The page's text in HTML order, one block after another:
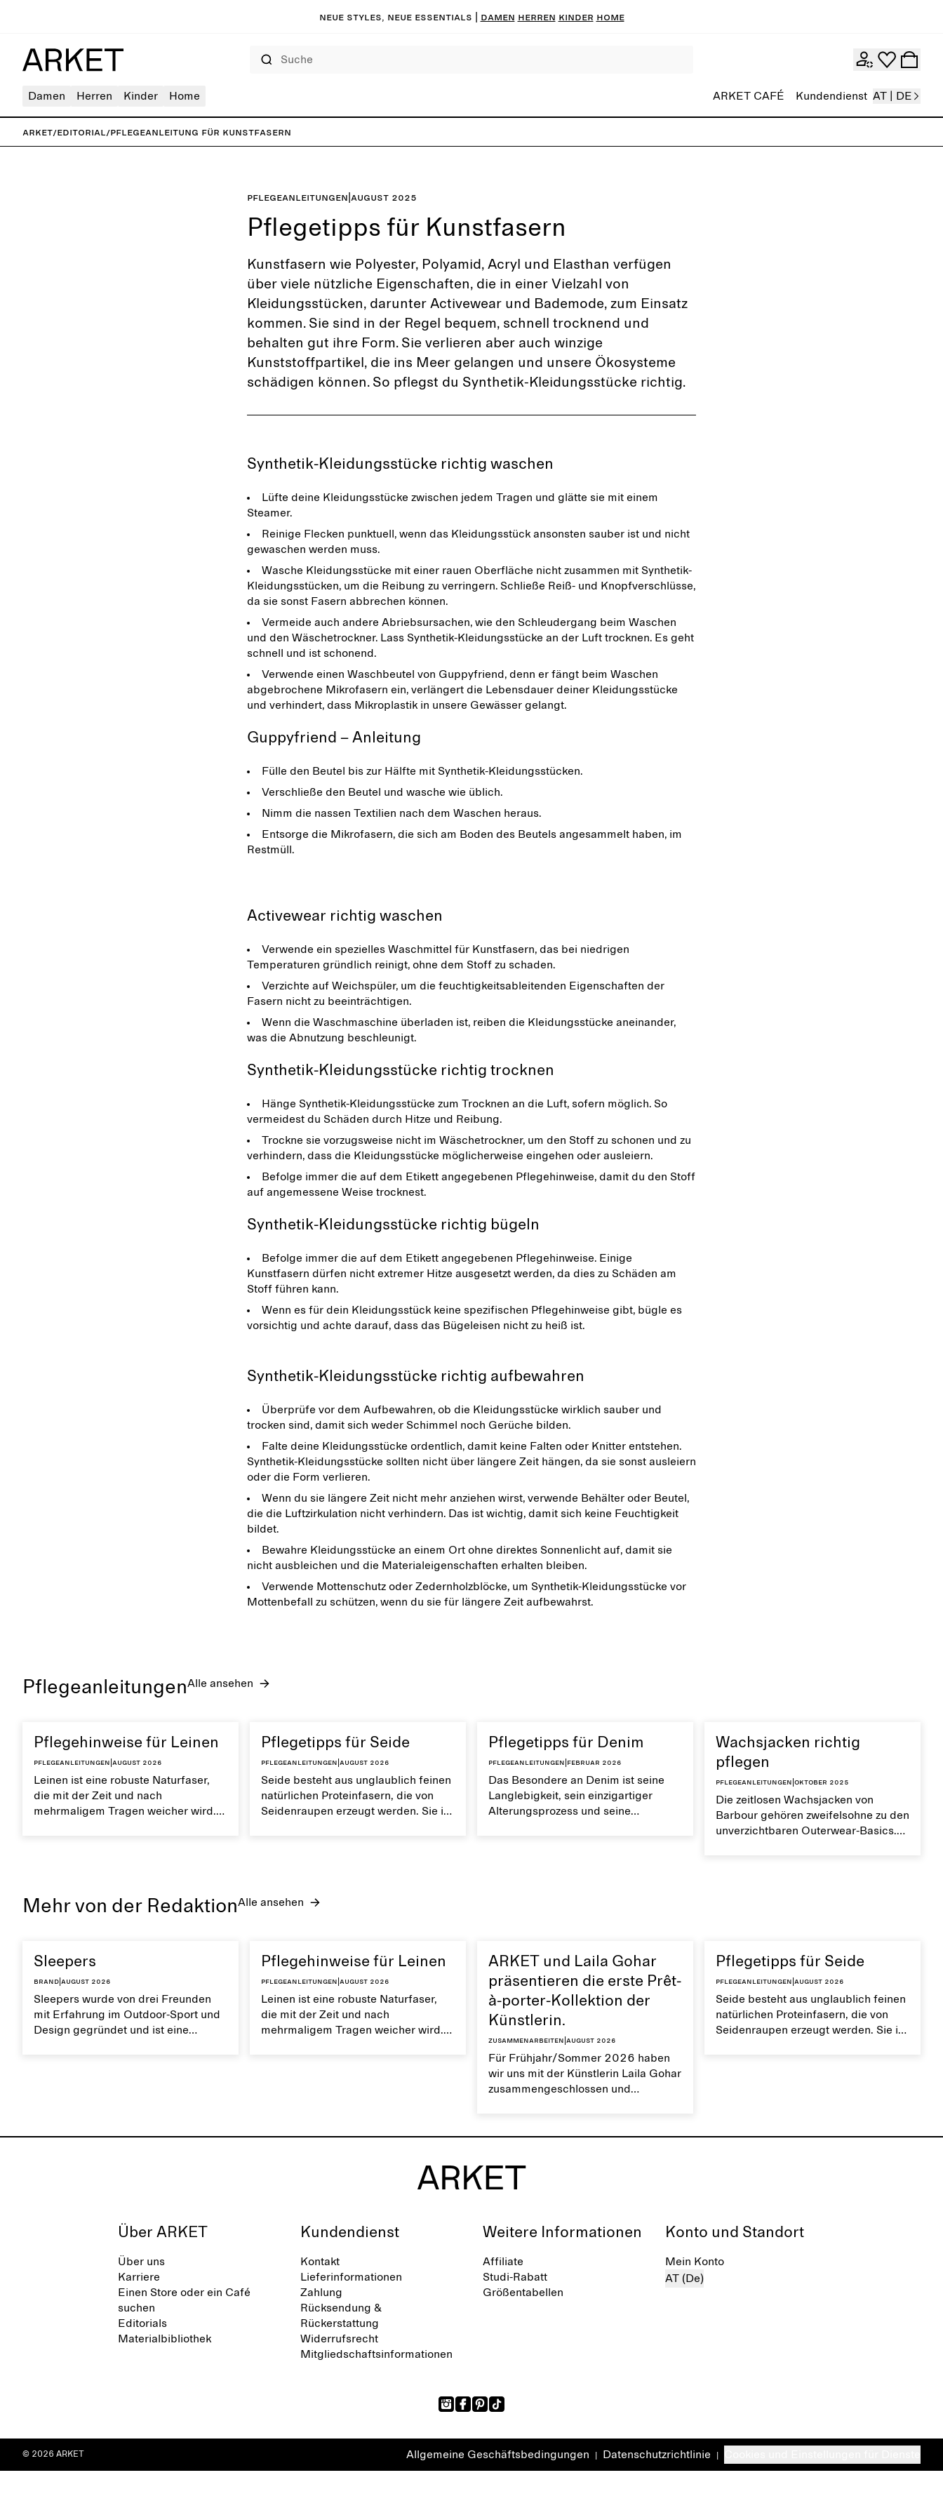
Neue Styles, neue Essentials | DAMEN HERREN KINDER HOME
Damen Herren Kinder Home ARKET CAFÉ Kundendienst AT | DE
ARKET/Editorial/Pflegeanleitung für Kunstfasern
Pflegeanleitungen August 2025
Pflegetipps für Kunstfasern
Kunstfasern wie Polyester, Polyamid, Acryl und Elasthan verfügen
über viele nützliche Eigenschaften, die in einer Vielzahl von
Kleidungsstücken, darunter Activewear und Bademode, zum Einsatz
kommen. Sie sind in der Regel bequem, schnell trocknend und
behalten gut ihre Form. Sie verlieren aber auch winzige
Kunststoffpartikel, die ins Meer gelangen und unsere Ökosysteme
schädigen können. So pflegst du Synthetik-Kleidungsstücke richtig.
Synthetik-Kleidungsstücke richtig waschen
Lüfte deine Kleidungsstücke zwischen jedem Tragen und glätte sie mit einem
Steamer.
Reinige Flecken punktuell, wenn das Kleidungsstück ansonsten sauber ist und nicht
gewaschen werden muss.
Wasche Kleidungsstücke mit einer rauen Oberfläche nicht zusammen mit Synthetik-
Kleidungsstücken, um die Reibung zu verringern. Schließe Reiß- und Knopfverschlüsse,
da sie sonst Fasern abbrechen können.
Vermeide auch andere Abriebsursachen, wie den Schleudergang beim Waschen
und den Wäschetrockner. Lass Synthetik-Kleidungsstücke an der Luft trocknen. Es geht
schnell und ist schonend.
Verwende einen Waschbeutel von Guppyfriend, denn er fängt beim Waschen
abgebrochene Mikrofasern ein, verlängert die Lebensdauer deiner Kleidungsstücke
und verhindert, dass Mikroplastik in unsere Gewässer gelangt.
Guppyfriend – Anleitung
Fülle den Beutel bis zur Hälfte mit Synthetik-Kleidungsstücken.
Verschließe den Beutel und wasche wie üblich.
Nimm die nassen Textilien nach dem Waschen heraus.
Entsorge die Mikrofasern, die sich am Boden des Beutels angesammelt haben, im
Restmüll.
Activewear richtig waschen
Verwende ein spezielles Waschmittel für Kunstfasern, das bei niedrigen
Temperaturen gründlich reinigt, ohne dem Stoff zu schaden.
Verzichte auf Weichspüler, um die feuchtigkeitsableitenden Eigenschaften der
Fasern nicht zu beeinträchtigen.
Wenn die Waschmaschine überladen ist, reiben die Kleidungsstücke aneinander,
was die Abnutzung beschleunigt.
Synthetik-Kleidungsstücke richtig trocknen
Hänge Synthetik-Kleidungsstücke zum Trocknen an die Luft, sofern möglich. So
vermeidest du Schäden durch Hitze und Reibung.
Trockne sie vorzugsweise nicht im Wäschetrockner, um den Stoff zu schonen und zu
verhindern, dass die Kleidungsstücke möglicherweise eingehen oder ausleiern.
Befolge immer die auf dem Etikett angegebenen Pflegehinweise, damit du den Stoff
auf angemessene Weise trocknest.
Synthetik-Kleidungsstücke richtig bügeln
Befolge immer die auf dem Etikett angegebenen Pflegehinweise. Einige
Kunstfasern dürfen nicht extremer Hitze ausgesetzt werden, da dies zu Schäden am
Stoff führen kann.
Wenn es für dein Kleidungsstück keine spezifischen Pflegehinweise gibt, bügle es
vorsichtig und achte darauf, dass das Bügeleisen nicht zu heiß ist.
Synthetik-Kleidungsstücke richtig aufbewahren
Überprüfe vor dem Aufbewahren, ob die Kleidungsstücke wirklich sauber und
trocken sind, damit sich weder Schimmel noch Gerüche bilden.
Falte deine Kleidungsstücke ordentlich, damit keine Falten oder Knitter entstehen.
Synthetik-Kleidungsstücke sollten nicht über längere Zeit hängen, da sie sonst ausleiern
oder die Form verlieren.
Wenn du sie längere Zeit nicht mehr anziehen wirst, verwende Behälter oder Beutel,
die die Luftzirkulation nicht verhindern. Das ist wichtig, damit sich keine Feuchtigkeit
bildet.
Bewahre Kleidungsstücke an einem Ort ohne direktes Sonnenlicht auf, damit sie
nicht ausbleichen und die Materialeigenschaften erhalten bleiben.
Verwende Mottenschutz oder Zedernholzblöcke, um Synthetik-Kleidungsstücke vor
Mottenbefall zu schützen, wenn du sie für längere Zeit aufbewahrst.
PflegeanleitungenAlle ansehen
Pflegehinweise für Leinen
Pflegeanleitungen August 2026
Leinen ist eine robuste Naturfaser,
die mit der Zeit und nach
mehrmaligem Tragen weicher wird.
Pflegetipps für Seide
Pflegeanleitungen August 2026
Seide besteht aus unglaublich feinen
natürlichen Proteinfasern, die von
Seidenraupen erzeugt werden. Sie ist
schimmernde Oberfläche gut
Pflegetipps für Denim
Pflegeanleitungen Februar 2026
Das Besondere an Denim ist seine
Langlebigkeit, sein einzigartiger
Alterungsprozess und seine
Wachsjacken richtig
pflegen
Pflegeanleitungen Oktober 2025
Die zeitlosen Wachsjacken von
Barbour gehören zweifelsohne zu den
unverzichtbaren Outerwear-Basics.
Mehr von der RedaktionAlle ansehen
Sleepers
Brand August 2026
Sleepers wurde von drei Freunden
mit Erfahrung im Outdoor-Sport und
Design gegründet und ist eine
minimalistische Linien, Komfort und
Pflegehinweise für Leinen
Pflegeanleitungen August 2026
Leinen ist eine robuste Naturfaser,
die mit der Zeit und nach
mehrmaligem Tragen weicher wird.
ARKET und Laila Gohar
präsentieren die erste Prêt-
à-porter-Kollektion der
Künstlerin.
Zusammenarbeiten August 2026
Für Frühjahr/Sommer 2026 haben
wir uns mit der Künstlerin Laila Gohar
zusammengeschlossen und
27 Teile, die sich durch das ebenso
außergewöhnliche Design
auszeichnen, das Gohars
erweckt.
Pflegetipps für Seide
Pflegeanleitungen August 2026
Seide besteht aus unglaublich feinen
natürlichen Proteinfasern, die von
Seidenraupen erzeugt werden. Sie ist
erhalten.
Über ARKET
Über uns
Karriere
Einen Store oder ein Café
suchen
Editorials
Materialbibliothek
Kundendienst
Kontakt
Lieferinformationen
Zahlung
Rücksendung &
Rückerstattung
Widerrufsrecht
Mitgliedschaftsinformationen
Weitere Informationen
Affiliate
Studi-Rabatt
Größentabellen
Konto und Standort
Mein Konto
AT (De)
Allgemeine Geschäftsbedingungen Datenschutzrichtlinie
© 2026 ARKET